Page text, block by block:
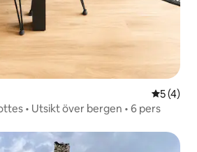
5 av 5 i
5 (4)
• Utsikt över bergen • 6 pers